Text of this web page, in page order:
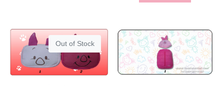
Out of Stock